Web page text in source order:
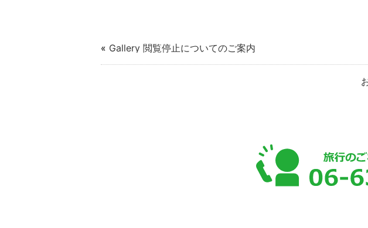
« Gallery 閲覧停止についてのご案内